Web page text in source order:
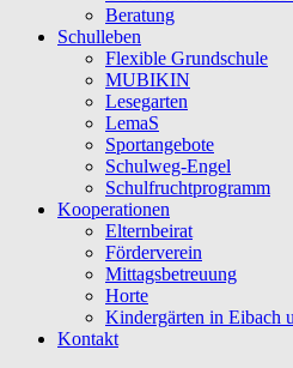
Beratung
Schulleben
Flexible Grundschule
MUBIKIN
Lesegarten
LemaS
Sportangebote
Schulweg-Engel
Schulfruchtprogramm
Kooperationen
Elternbeirat
Förderverein
Mittagsbetreuung
Horte
Kindergärten in Eibach
Kontakt